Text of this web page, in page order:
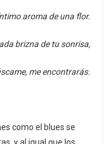
aroma de una flor.
brizna de tu sonrisa,
me encontrarás.
como el blues se